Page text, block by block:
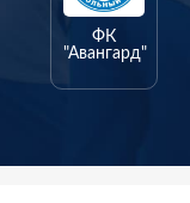
ФК
"Авангард"